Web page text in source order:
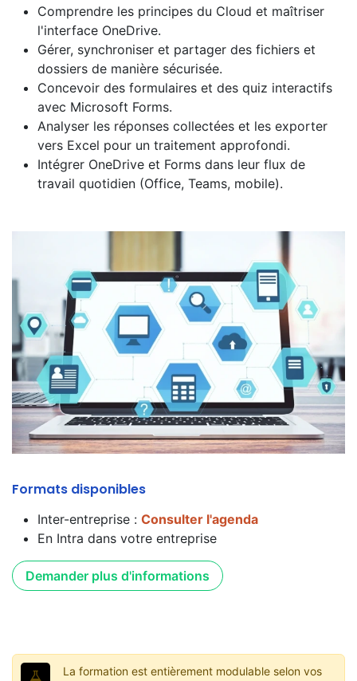
Comprendre les principes du Cloud et maîtriser
l'interface OneDrive.
Gérer, synchroniser et partager des fichiers et
dossiers de manière sécurisée.
Concevoir des formulaires et des quiz interactifs
avec Microsoft Forms.
Analyser les réponses collectées et les exporter
vers Excel pour un traitement approfondi.
Intégrer OneDrive et Forms dans leur flux de
travail quotidien (Office, Teams, mobile).
Formats disponibles
Inter-entreprise : Consulter l'agenda
En Intra dans votre entreprise
Demander plus d'informations
La formation est entièrement modulable selon vos